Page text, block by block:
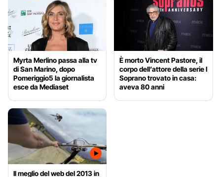
Myrta Merlino passa alla tv
di San Marino, dopo
Pomeriggio5 la giornalista
esce da Mediaset
È morto Vincent Pastore, il
corpo dell’attore della serie I
Soprano trovato in casa:
aveva 80 anni
Il meglio del web del 2013 in